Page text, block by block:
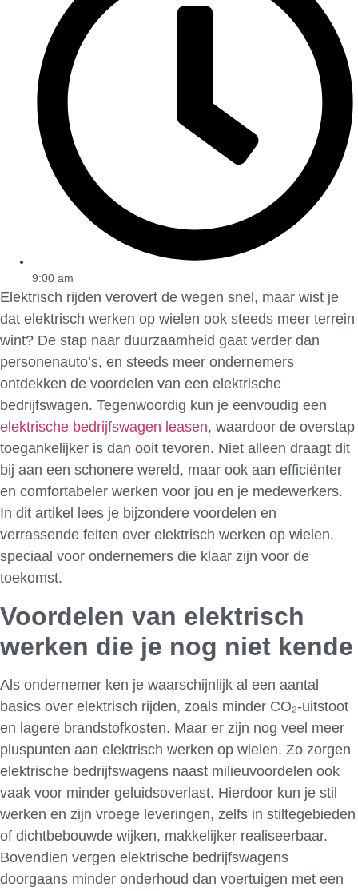
9:00 am
Elektrisch rijden verovert de wegen snel, maar wist je
dat elektrisch werken op wielen ook steeds meer terrein
wint? De stap naar duurzaamheid gaat verder dan
personenauto’s, en steeds meer ondernemers
ontdekken de voordelen van een elektrische
bedrijfswagen. Tegenwoordig kun je eenvoudig een
elektrische bedrijfswagen leasen, waardoor de overstap
toegankelijker is dan ooit tevoren. Niet alleen draagt dit
bij aan een schonere wereld, maar ook aan efficiënter
en comfortabeler werken voor jou en je medewerkers.
In dit artikel lees je bijzondere voordelen en
verrassende feiten over elektrisch werken op wielen,
speciaal voor ondernemers die klaar zijn voor de
toekomst.
Voordelen van elektrisch
werken die je nog niet kende
Als ondernemer ken je waarschijnlijk al een aantal
basics over elektrisch rijden, zoals minder CO₂-uitstoot
en lagere brandstofkosten. Maar er zijn nog veel meer
pluspunten aan elektrisch werken op wielen. Zo zorgen
elektrische bedrijfswagens naast milieuvoordelen ook
vaak voor minder geluidsoverlast. Hierdoor kun je stil
werken en zijn vroege leveringen, zelfs in stiltegebieden
of dichtbebouwde wijken, makkelijker realiseerbaar.
Bovendien vergen elektrische bedrijfswagens
doorgaans minder onderhoud dan voertuigen met een